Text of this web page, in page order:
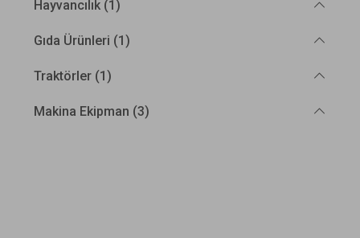
Hayvancılık (1)
Gıda Ürünleri (1)
Traktörler (1)
Makina Ekipman (3)